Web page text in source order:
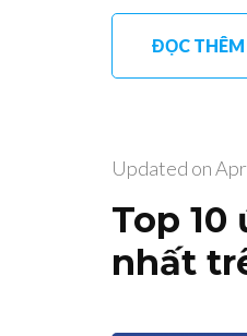
ĐỌC THÊM
Updated on
Top
nhất